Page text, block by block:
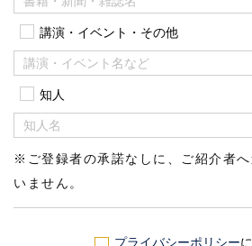
講演・イベント・その他
知人
※ご登録者の承諾なしに、ご紹介者
いません。
プライバシーポリシー